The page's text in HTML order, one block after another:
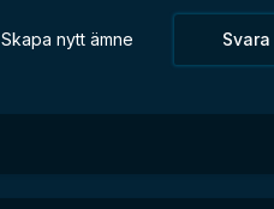
Skapa nytt ämne